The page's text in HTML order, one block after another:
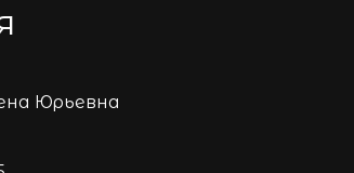
Юрьевна